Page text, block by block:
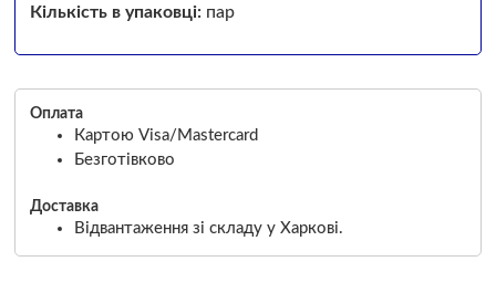
Кількість в упаковці:пар
Оплата
Картою Visa/Mastercard
Безготівково
Доставка
Відвантаження зі складу у Харкові.